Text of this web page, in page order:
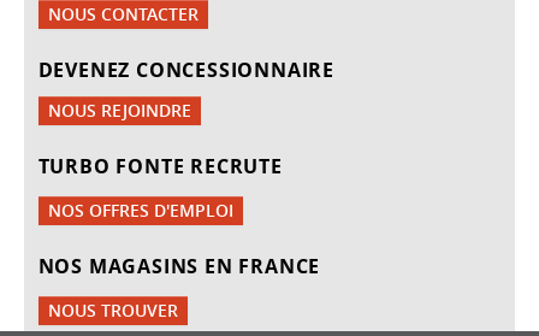
NOUS CONTACTER
DEVENEZ CONCESSIONNAIRE
NOUS REJOINDRE
TURBO FONTE RECRUTE
NOS OFFRES D'EMPLOI
NOS MAGASINS EN FRANCE
NOUS TROUVER